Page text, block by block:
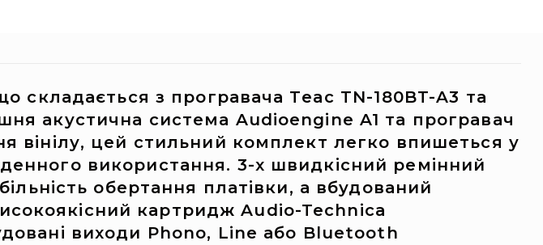
складається з програвача Teac TN-180BT-A3 та
акустична система Audioengine A1 та програвач
вінілу, цей стильний комплект легко впишеться у
використання. 3-х швидкісний ремінний
обертання платівки, а вбудований
картридж Audio-Technica
виходи Phono, Line або Bluetooth